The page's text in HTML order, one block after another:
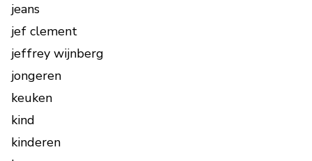
jeans
jef clement
jeffrey wijnberg
jongeren
keuken
kind
kinderen